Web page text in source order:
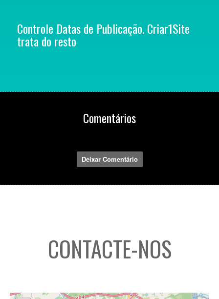
Controle Datas de Publicação. Criar1Site
trata do resto
Comentários
Deixar Comentário
CONTACTE-NOS